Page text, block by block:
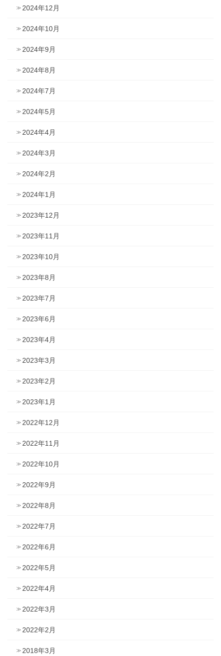
2024年12月
2024年10月
2024年9月
2024年8月
2024年7月
2024年5月
2024年4月
2024年3月
2024年2月
2024年1月
2023年12月
2023年11月
2023年10月
2023年8月
2023年7月
2023年6月
2023年4月
2023年3月
2023年2月
2023年1月
2022年12月
2022年11月
2022年10月
2022年9月
2022年8月
2022年7月
2022年6月
2022年5月
2022年4月
2022年3月
2022年2月
2018年3月